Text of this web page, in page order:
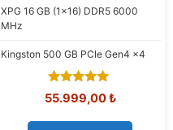
XPG 16 GB (1x16) DDR5 6000
MHz
Kingston 500 GB PCIe Gen4 x4
5.00
out of 5
Orijinal
55.999,00₺Şu